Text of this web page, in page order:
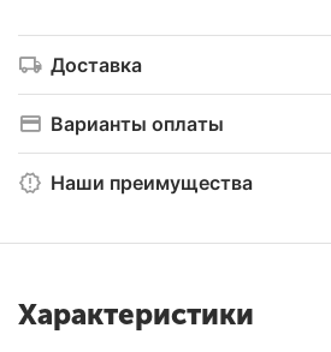
Доставка
Варианты оплаты
Наши преимущества
Характеристики